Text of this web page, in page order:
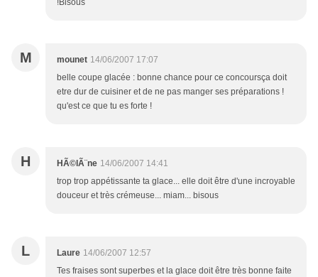
!Bisous
M mounet 14/06/2007 17:07
belle coupe glacée : bonne chance pour ce concoursça doit
etre dur de cuisiner et de ne pas manger ses préparations !
qu'est ce que tu es forte !
H HÃ©lÃ¨ne 14/06/2007 14:41
trop trop appétissante ta glace... elle doit être d'une incroyable
douceur et très crémeuse... miam... bisous
L Laure 14/06/2007 12:57
Tes fraises sont superbes et la glace doit être très bonne faite